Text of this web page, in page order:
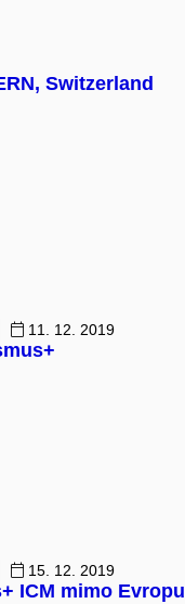
Switzerland
11. 12. 2019
15. 12. 2019
ICM mimo Evropu